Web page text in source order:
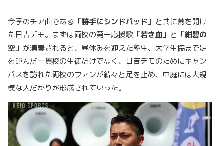
今季のチア曲である 「勝手にシンドバッド」 と共に幕を開け
た日吉デモ。まずは両校の第一応援歌 「若き血」 と 「紺碧の
空」 が演奏されると、昼休みを迎えた塾生、大学生協まで足
を運んだ一貫校の生徒だけでなく、日吉デモのためにキャン
パスを訪れた両校のファンが続々と足を止め、中庭には大規
模な人だかりが形成されていった。